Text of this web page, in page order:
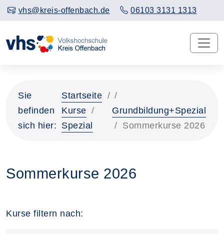
vhs@kreis-offenbach.de 06103 3131 1313
Sie
befinden
sich hier:
Startseite
Kurse
Spezial
Grundbildung+Spezial
Sommerkurse 2026
Sommerkurse 2026
Kurse filtern nach: